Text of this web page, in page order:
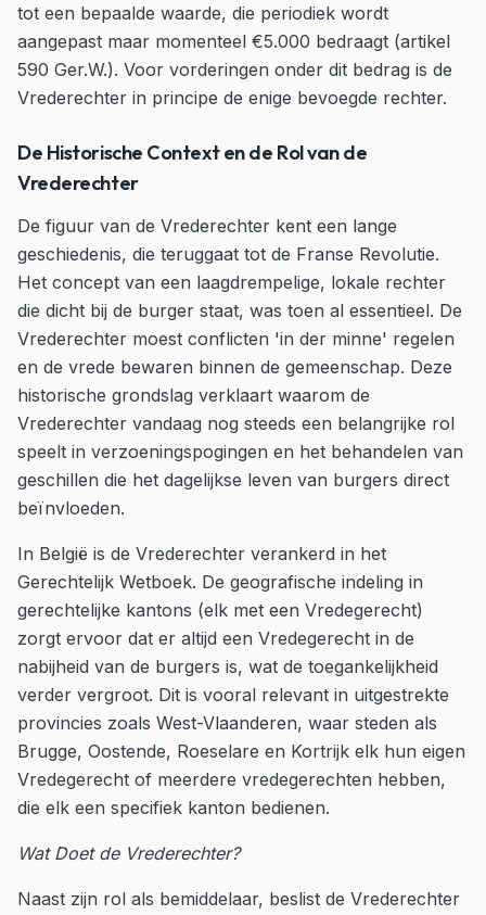
tot een bepaalde waarde, die periodiek wordt
aangepast maar momenteel €5.000 bedraagt (artikel
590 Ger.W.). Voor vorderingen onder dit bedrag is de
Vrederechter in principe de enige bevoegde rechter.
De Historische Context en de Rol van de
Vrederechter
De figuur van de Vrederechter kent een lange
geschiedenis, die teruggaat tot de Franse Revolutie.
Het concept van een laagdrempelige, lokale rechter
die dicht bij de burger staat, was toen al essentieel. De
Vrederechter moest conflicten 'in der minne' regelen
en de vrede bewaren binnen de gemeenschap. Deze
historische grondslag verklaart waarom de
Vrederechter vandaag nog steeds een belangrijke rol
speelt in verzoeningspogingen en het behandelen van
geschillen die het dagelijkse leven van burgers direct
beïnvloeden.
In België is de Vrederechter verankerd in het
Gerechtelijk Wetboek. De geografische indeling in
gerechtelijke kantons (elk met een Vredegerecht)
zorgt ervoor dat er altijd een Vredegerecht in de
nabijheid van de burgers is, wat de toegankelijkheid
verder vergroot. Dit is vooral relevant in uitgestrekte
provincies zoals West-Vlaanderen, waar steden als
Brugge, Oostende, Roeselare en Kortrijk elk hun eigen
Vredegerecht of meerdere vredegerechten hebben,
die elk een specifiek kanton bedienen.
Wat Doet de Vrederechter?
Naast zijn rol als bemiddelaar, beslist de Vrederechter